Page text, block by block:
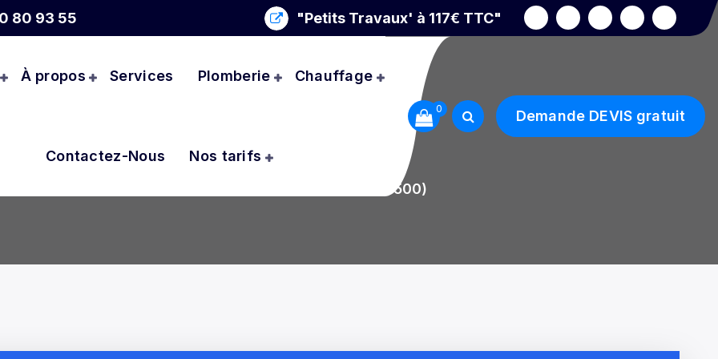
80 93 55 "Petits Travaux' à 117€ TTC"
À propos Services Plomberie Chauffage
Contactez-Nous Nos tarifs
0 Demande DEVIS gratuit
Entretien et Travaux Plomberie Locatifs à Pantin (93500)
Entretien et Travaux Plomberie Locatifs à Pantin (93500)